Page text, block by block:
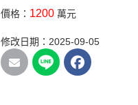
價格： 1200 萬元
修改日期：2025-09-05